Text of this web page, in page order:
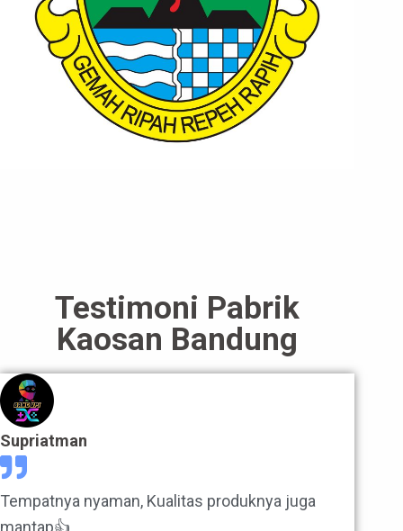
Testimoni Pabrik
Kaosan Bandung
Supriatman
Tempatnya nyaman, Kualitas produknya juga
mantap👍